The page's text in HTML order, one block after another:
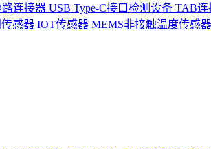
路连接器 USB Type-C接口检测设备 TAB连
感器 IOT传感器 MEMS非接触温度传感器